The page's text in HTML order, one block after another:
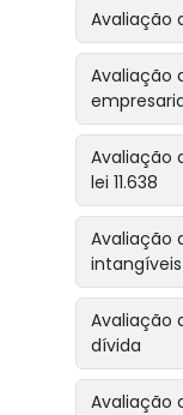
Avaliação
Avaliação
Avaliação
lei 11.638
Avaliação
intangíveis
Avaliação
dívida
Avaliação